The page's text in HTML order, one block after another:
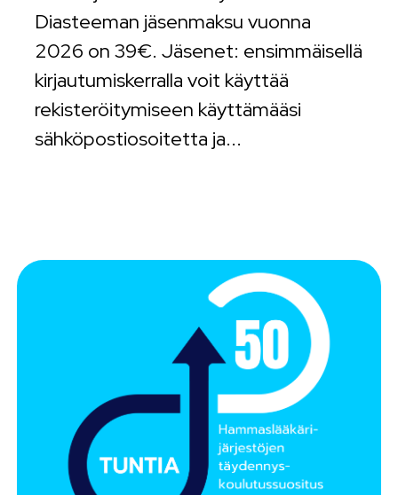
Diasteeman jäsenmaksu vuonna
2026 on 39€. Jäsenet: ensimmäisellä
kirjautumiskerralla voit käyttää
rekisteröitymiseen käyttämääsi
sähköpostiosoitetta ja...